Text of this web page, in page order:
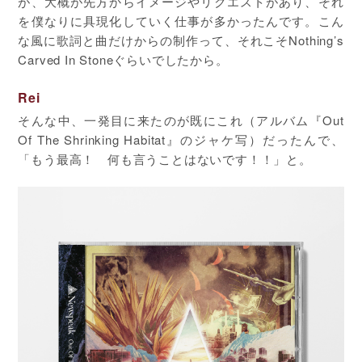
を僕なりに具現化していく仕事が多かったんです。こん
な風に歌詞と曲だけからの制作って、それこそNothing’s
Carved In Stoneぐらいでしたから。
Rei
そんな中、一発目に来たのが既にこれ（アルバム『Out
Of The Shrinking Habitat』のジャケ写）だったんで、
「もう最高！ 何も言うことはないです！！」と。